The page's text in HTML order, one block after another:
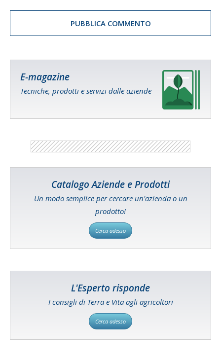
E-magazine
Tecniche, prodotti e servizi dalle aziende
Catalogo Aziende e Prodotti
Un modo semplice per cercare un'azienda o un
prodotto!
Cerca adesso
L'Esperto risponde
I consigli di Terra e Vita agli agricoltori
Cerca adesso